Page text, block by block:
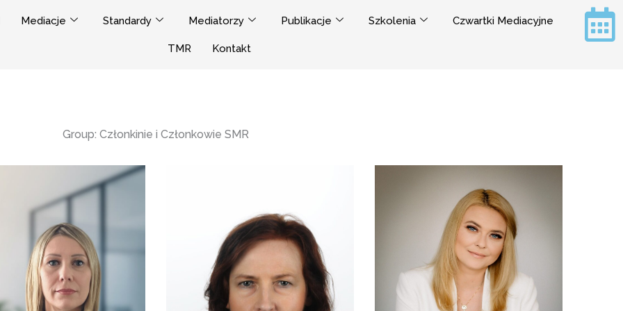
Mediacje Standardy Mediatorzy Publikacje Szkolenia Czwartki Mediacyjne
TMR Kontakt
Group: Członkinie i Członkowie SMR